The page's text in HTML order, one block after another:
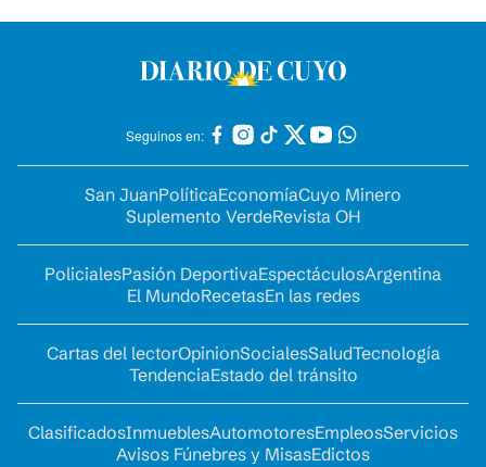
Seguinos en:
San JuanPolíticaEconomíaCuyo Minero
Suplemento VerdeRevista OH
PolicialesPasión DeportivaEspectáculosArgentina
El MundoRecetasEn las redes
Cartas del lectorOpinionSocialesSaludTecnología
TendenciaEstado del tránsito
ClasificadosInmueblesAutomotoresEmpleosServicios
Avisos Fúnebres y MisasEdictos